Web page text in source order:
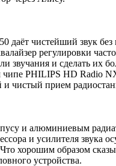
даёт чистейший звук
регулировки
звучания и сделать их
PHILIPS HD Radio
и чистый прием
и алюминиевым
и усилителя звука
хорошим образом
устройства.